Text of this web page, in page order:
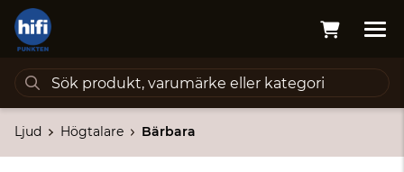
Ljud Högtalare Bärbara